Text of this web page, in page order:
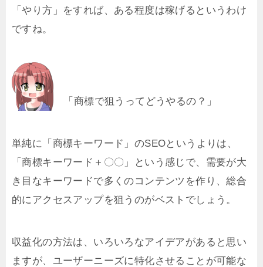
「やり方」をすれば、ある程度は稼げるというわけ
ですね。
「商標で狙うってどうやるの？」
単純に「商標キーワード」のSEOというよりは、
「商標キーワード＋〇〇」という感じで、需要が大
き目なキーワードで多くのコンテンツを作り、総合
的にアクセスアップを狙うのがベストでしょう。
収益化の方法は、いろいろなアイデアがあると思い
ますが、ユーザーニーズに特化させることが可能な